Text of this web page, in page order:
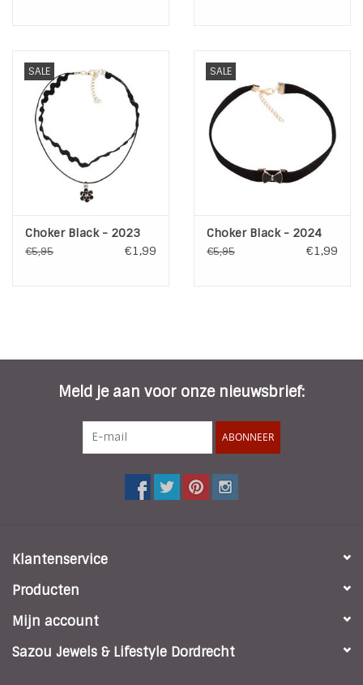
SALE
Choker Black - 2023
€5,95 €1,99
SALE
Choker Black - 2024
€5,95 €1,99
Meld je aan voor onze nieuwsbrief:
ABONNEER
Klantenservice
Producten
Mijn account
Sazou Jewels & Lifestyle Dordrecht